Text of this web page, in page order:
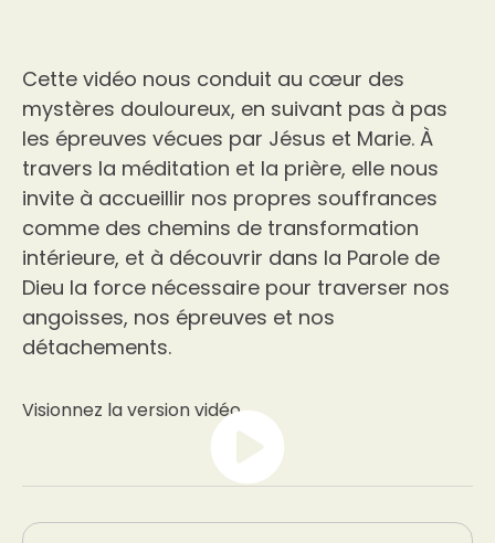
Cette vidéo nous conduit au cœur des
mystères douloureux, en suivant pas à pas
les épreuves vécues par Jésus et Marie. À
travers la méditation et la prière, elle nous
invite à accueillir nos propres souffrances
comme des chemins de transformation
intérieure, et à découvrir dans la Parole de
Dieu la force nécessaire pour traverser nos
angoisses, nos épreuves et nos
détachements.
Visionnez la version vidéo